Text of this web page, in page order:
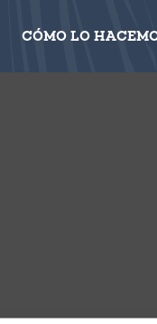
CÓMO LO